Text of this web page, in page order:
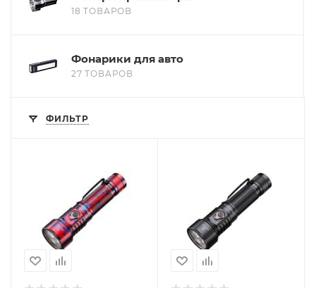
18 ТОВАРОВ
Фонарики для авто
27 ТОВАРОВ
ФИЛЬТР